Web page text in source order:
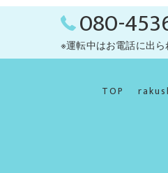
080-
※運転中はお電話に出
TOP